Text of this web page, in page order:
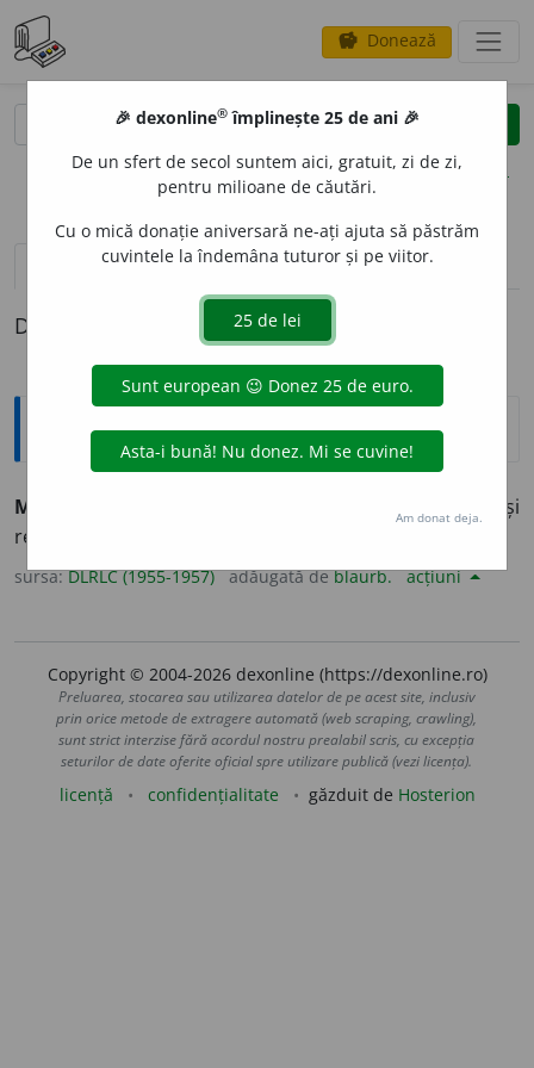
savings Donează
clear
opțiuni
definiții (1) pronunțievolume_up (50)
Definiția cu ID-ul 921170:
Explicative DEX
MOTIV
și
rezultatul ei; justificare, îndreptățire.
sursa:DLRLC (1955-1957) adăugată deblaurb. acțiuni
Copyright © 2004-2026 dexonline (https://dexonline.ro)
Preluarea, stocarea sau utilizarea datelor de pe acest site, inclusiv
prin orice metode de extragere automată (web scraping, crawling),
sunt strict interzise fără acordul nostru prealabil scris, cu excepția
seturilor de date oferite oficial spre utilizare publică (vezi licența).
licență confidențialitate găzduit de Hosterion
🎉 dexonline® împlinește 25 de ani 🎉
De un sfert de secol suntem aici, gratuit, zi de zi,
pentru milioane de căutări.
Cu o mică donație aniversară ne-ați ajuta să păstrăm
cuvintele la îndemâna tuturor și pe viitor.
Am donat deja.